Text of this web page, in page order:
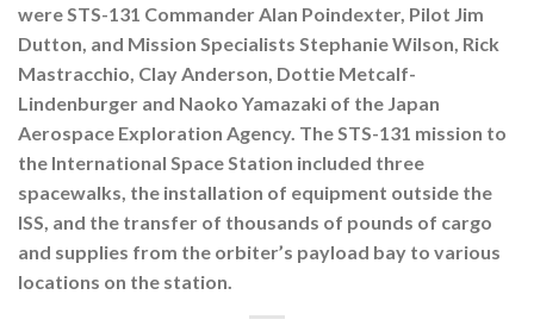
were STS-131 Commander Alan Poindexter, Pilot Jim
Dutton, and Mission Specialists Stephanie Wilson, Rick
Mastracchio, Clay Anderson, Dottie Metcalf-
Lindenburger and Naoko Yamazaki of the Japan
Aerospace Exploration Agency. The STS-131 mission to
the International Space Station included three
spacewalks, the installation of equipment outside the
ISS, and the transfer of thousands of pounds of cargo
and supplies from the orbiter’s payload bay to various
locations on the station.